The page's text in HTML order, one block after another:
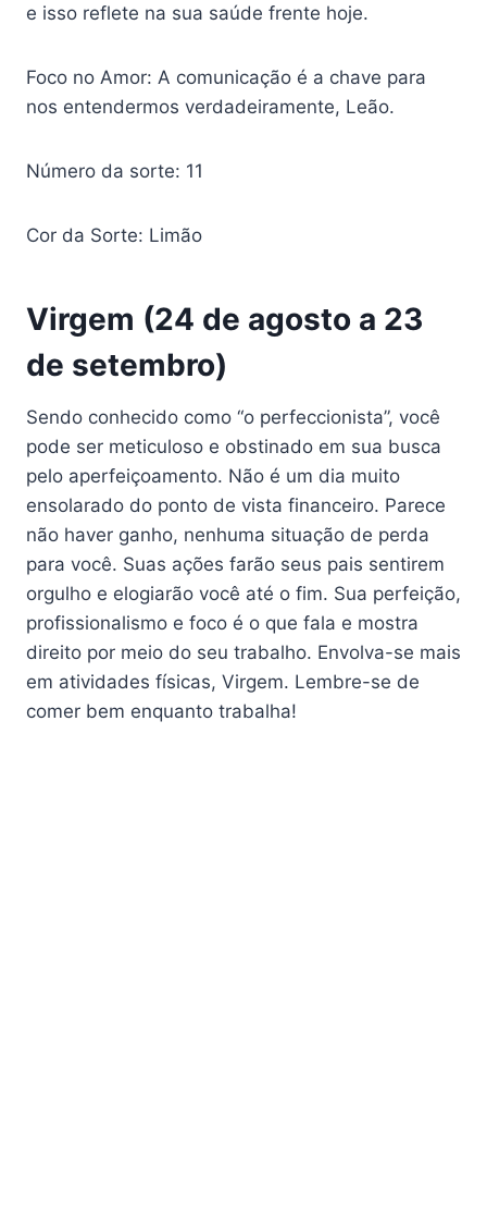
e isso reflete na sua saúde frente hoje.
Foco no Amor: A comunicação é a chave para
nos entendermos verdadeiramente, Leão.
Número da sorte: 11
Cor da Sorte: Limão
Virgem (24 de agosto a 23
de setembro)
Sendo conhecido como “o perfeccionista”, você
pode ser meticuloso e obstinado em sua busca
pelo aperfeiçoamento. Não é um dia muito
ensolarado do ponto de vista financeiro. Parece
não haver ganho, nenhuma situação de perda
para você. Suas ações farão seus pais sentirem
orgulho e elogiarão você até o fim. Sua perfeição,
profissionalismo e foco é o que fala e mostra
direito por meio do seu trabalho. Envolva-se mais
em atividades físicas, Virgem. Lembre-se de
comer bem enquanto trabalha!